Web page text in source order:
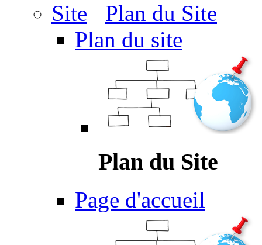
Plan du Site
Plan du site
Plan du Site
Page d'accueil